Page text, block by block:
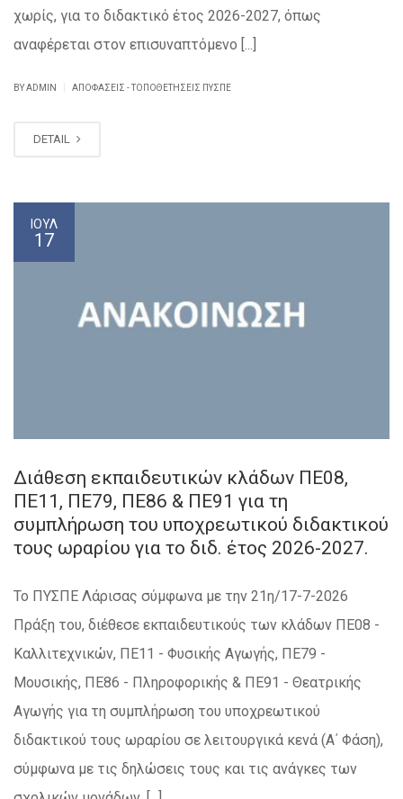
χωρίς, για το διδακτικό έτος 2026-2027, όπως
αναφέρεται στον επισυναπτόμενο [...]
BY ADMIN ΑΠΟΦΆΣΕΙΣ - ΤΟΠΟΘΕΤΉΣΕΙΣ ΠΥΣΠΕ
DETAIL
ΙΟΎΛ
17
Διάθεση εκπαιδευτικών κλάδων ΠΕ08,
ΠΕ11, ΠΕ79, ΠΕ86 & ΠΕ91 για τη
συμπλήρωση του υποχρεωτικού διδακτικού
τους ωραρίου για το διδ. έτος 2026-2027.
Το ΠΥΣΠΕ Λάρισας σύμφωνα με την 21η/17-7-2026
Πράξη του, διέθεσε εκπαιδευτικούς των κλάδων ΠΕ08 -
Καλλιτεχνικών, ΠΕ11 - Φυσικής Αγωγής, ΠΕ79 -
Μουσικής, ΠΕ86 - Πληροφορικής & ΠΕ91 - Θεατρικής
Αγωγής για τη συμπλήρωση του υποχρεωτικού
διδακτικού τους ωραρίου σε λειτουργικά κενά (Α΄ Φάση),
σύμφωνα με τις δηλώσεις τους και τις ανάγκες των